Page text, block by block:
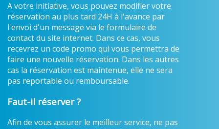
A votre initiative, vous pouvez modifier votre
réservation au plus tard 24H à l'avance par
l'envoi d'un message via le formulaire de
contact du site internet. Dans ce cas, vous
recevrez un code promo qui vous permettra de
faire une nouvelle réservation. Dans les autres
cas la réservation est maintenue, elle ne sera
pas reportable ou remboursable.
Faut-il réserver ?
Afin de vous assurer le meilleur service, ne pas